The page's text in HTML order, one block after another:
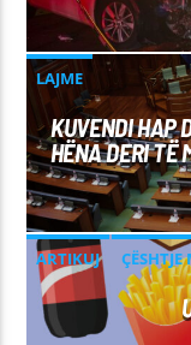
LAJME
KUVENDI HAP
HËNA DERI TË
ARTIKUJ ÇËSHTJE